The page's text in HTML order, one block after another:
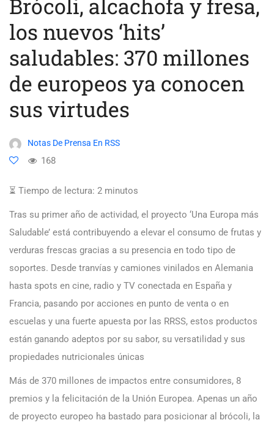
Brócoli, alcachofa y fresa,
los nuevos ‘hits’
saludables: 370 millones
de europeos ya conocen
sus virtudes
Notas De Prensa En RSS
168
⏳ Tiempo de lectura: 2 minutos
Tras su primer año de actividad, el proyecto ‘Una Europa más
Saludable’ está contribuyendo a elevar el consumo de frutas y
verduras frescas gracias a su presencia en todo tipo de
soportes. Desde tranvías y camiones vinilados en Alemania
hasta spots en cine, radio y TV conectada en España y
Francia, pasando por acciones en punto de venta o en
escuelas y una fuerte apuesta por las RRSS, estos productos
están ganando adeptos por su sabor, su versatilidad y sus
propiedades nutricionales únicas
Más de 370 millones de impactos entre consumidores, 8
premios y la felicitación de la Unión Europea. Apenas un año
de proyecto europeo ha bastado para posicionar al brócoli, la